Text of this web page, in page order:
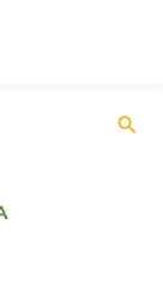
search